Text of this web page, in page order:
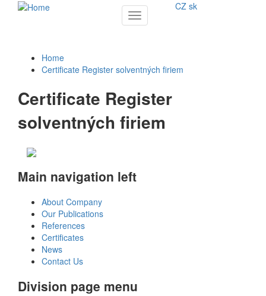
Toggle
navigation
CZ sk
Home
Certificate Register solventných firiem
Certificate Register
solventných firiem
Main navigation left
About Company
Our Publications
References
Certificates
News
Contact Us
Division page menu